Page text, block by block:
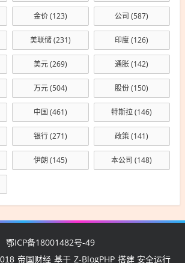
金价(123) 公司 (587)
美联储(231) 印度(126)
美元(269) 通胀(142)
万元(504) 股份(150)
中国 (461) 特斯拉(146)
银行(271) 政策(141)
伊朗 (145) 本公司 (148)
鄂ICP备18001482号-49
帝国财经 基于 Z-BlogPHP 搭建 安全运行